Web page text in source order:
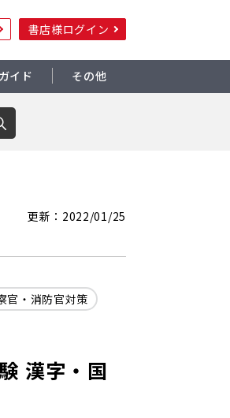
書店様ログイン
イド その他
更新：2022/01/25
官・消防官対策
漢字・国